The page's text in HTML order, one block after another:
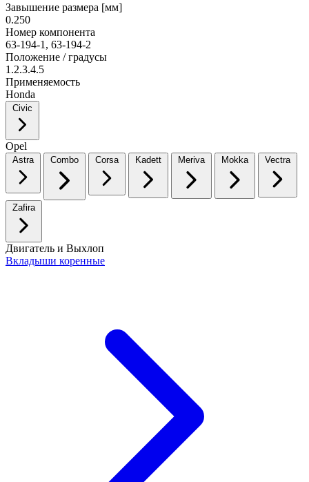
Завышение размера [мм]
0.250
Номер компонента
63-194-1, 63-194-2
Положение / градусы
1.2.3.4.5
Применяемость
Honda
Opel
Двигатель и Выхлоп
Вкладыши коренные